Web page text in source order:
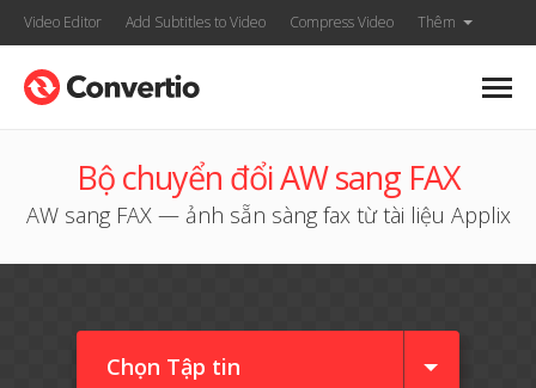
Video Editor Add Subtitles to Video Compress Video Thêm
Bộ chuyển đổi AW sang FAX
AW sang FAX — ảnh sẵn sàng fax từ tài liệu Applix
Chọn Tập tin